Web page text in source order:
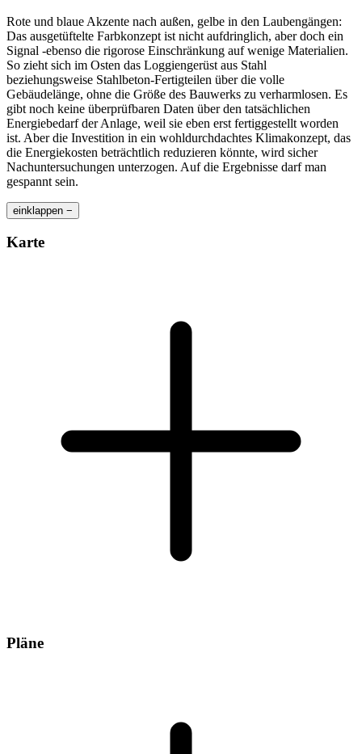
Rote und blaue Akzente nach außen, gelbe in den Laubengängen:
Das ausgetüftelte Farbkonzept ist nicht aufdringlich, aber doch ein
Signal -ebenso die rigorose Einschränkung auf wenige Materialien.
So zieht sich im Osten das Loggiengerüst aus Stahl
beziehungsweise Stahlbeton-Fertigteilen über die volle
Gebäudelänge, ohne die Größe des Bauwerks zu verharmlosen. Es
gibt noch keine überprüfbaren Daten über den tatsächlichen
Energiebedarf der Anlage, weil sie eben erst fertiggestellt worden
ist. Aber die Investition in ein wohldurchdachtes Klimakonzept, das
die Energiekosten beträchtlich reduzieren könnte, wird sicher
Nachuntersuchungen unterzogen. Auf die Ergebnisse darf man
gespannt sein.
einklappen −
Karte
Pläne